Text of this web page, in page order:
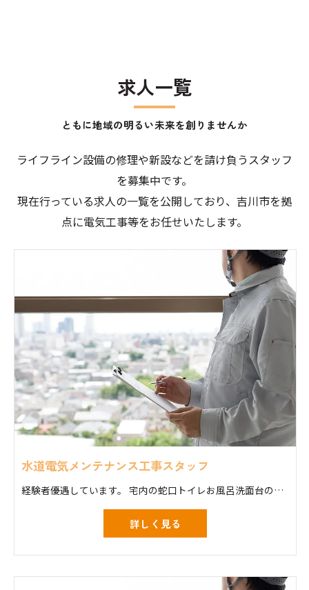
ともに地域の明るい未来を創りませんか
求人一覧
ライフライン設備の修理や新設などを請け負うスタッフ
を募集中です。
現在行っている求人の一覧を公開しており、吉川市を拠
点に電気工事等をお任せいたします。
水道電気メンテナンス工事スタッフ
経験者優遇しています。 宅内の蛇口トイレお風呂洗面台の修理交換工事 スイッチコンセント換気扇照明器具等の交換
詳しく見る